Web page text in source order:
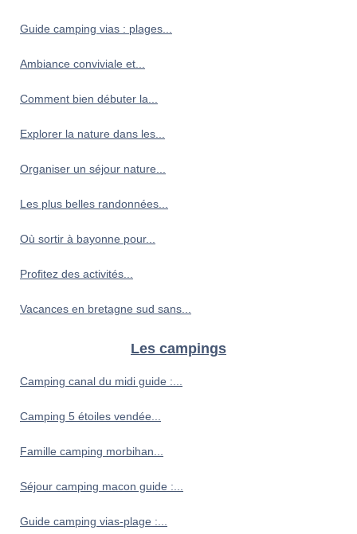
Guide camping vias : plages...
Ambiance conviviale et...
Comment bien débuter la...
Explorer la nature dans les...
Organiser un séjour nature...
Les plus belles randonnées...
Où sortir à bayonne pour...
Profitez des activités...
Vacances en bretagne sud sans...
Les campings
Camping canal du midi guide :...
Camping 5 étoiles vendée...
Famille camping morbihan...
Séjour camping macon guide :...
Guide camping vias-plage :...